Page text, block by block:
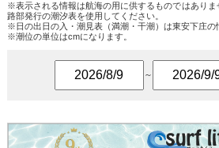
※表示される情報は航海の用に供するものではあり
路部発行の潮汐表を使用してください。
※日の出日の入・潮見表（満潮・干潮）は東安下庄の
※潮位の単位はcmになります。
～